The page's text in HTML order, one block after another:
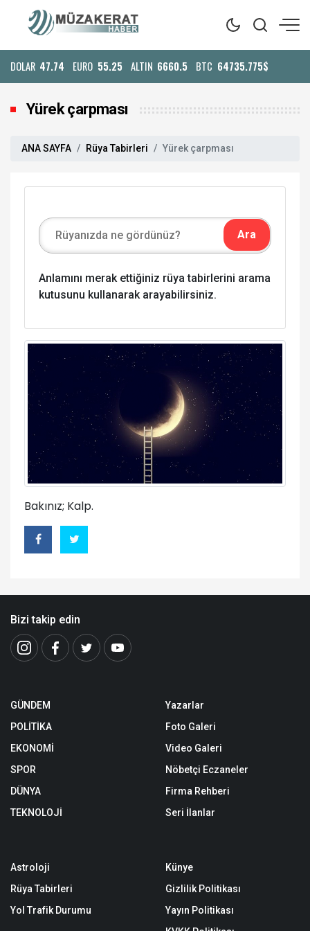
DOLAR 47.74 EURO 55.25 ALTIN 6660.5 BTC 64735.775$
Yürek çarpması
ANA SAYFA Rüya Tabirleri Yürek çarpması
Anlamını merak ettiğiniz rüya tabirlerini arama
kutusunu kullanarak arayabilirsiniz.
Bakınız; Kalp.
Bizi takip edin
GÜNDEM
POLİTİKA
EKONOMİ
SPOR
DÜNYA
TEKNOLOJİ
Yazarlar
Foto Galeri
Video Galeri
Nöbetçi Eczaneler
Firma Rehberi
Seri İlanlar
Astroloji
Rüya Tabirleri
Yol Trafik Durumu
Künye
Gizlilik Politikası
Yayın Politikası